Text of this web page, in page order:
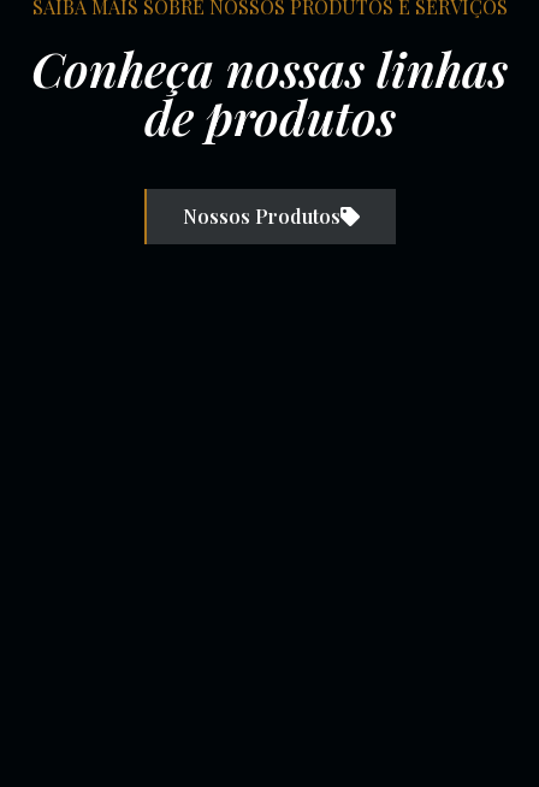
SAIBA MAIS SOBRE NOSSOS PRODUTOS E SERVIÇOS
Conheça nossas linhas
de produtos
Nossos Produtos